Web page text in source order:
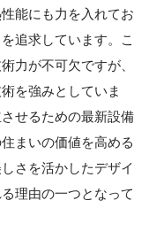
能にも力を入れてお
追求しています。こ
力が不可欠ですが、
を強みとしていま
せるための最新設備
まいの価値を高める
さを活かしたデザイ
理由の一つとなって